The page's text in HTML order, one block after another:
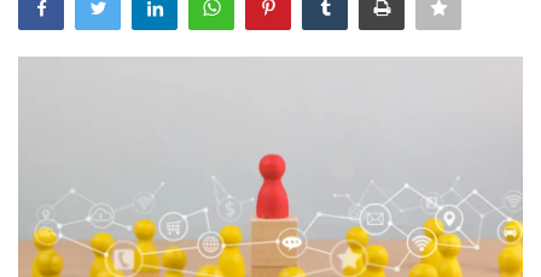
Business Solution
The Lounge